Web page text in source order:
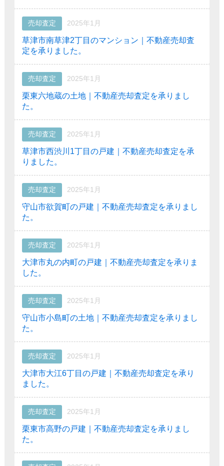
売却査定 2025年1月
草津市南草津2丁目のマンション｜不動産売却査
定を承りました。
売却査定 2025年1月
栗東六地蔵の土地｜不動産売却査定を承りまし
た。
売却査定 2025年1月
草津市西渋川1丁目の戸建｜不動産売却査定を承
りました。
売却査定 2025年1月
守山市欲賀町の戸建｜不動産売却査定を承りまし
た。
売却査定 2025年1月
大津市丸の内町の戸建｜不動産売却査定を承りま
した。
売却査定 2025年1月
守山市小島町の土地｜不動産売却査定を承りまし
た。
売却査定 2025年1月
大津市大江6丁目の戸建｜不動産売却査定を承り
ました。
売却査定 2025年1月
栗東市高野の戸建｜不動産売却査定を承りまし
た。